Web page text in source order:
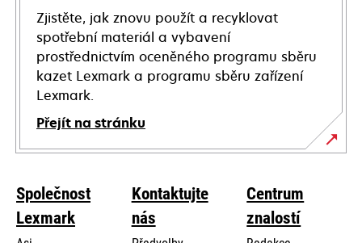
Zjistěte, jak znovu použít a recyklovat
spotřební materiál a vybavení
prostřednictvím oceněného programu sběru
kazet Lexmark a programu sběru zařízení
Lexmark.
Přejít na stránku
Společnost
Lexmark
Kontaktujte
nás
Centrum
znalostí